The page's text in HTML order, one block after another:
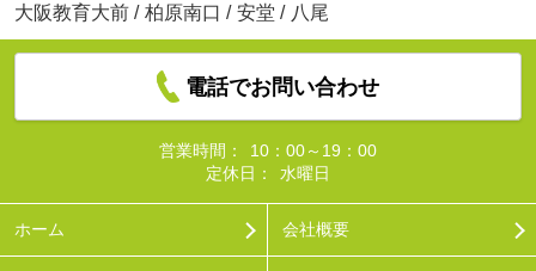
大阪教育大前 / 柏原南口 / 安堂 / 八尾
電話でお問い合わせ
営業時間：
10：00～19：00
定休日：
水曜日
ホーム 会社概要